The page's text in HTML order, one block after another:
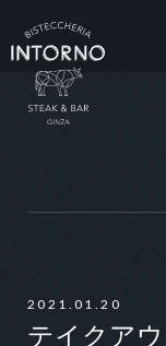
2021.01.20
テイクア